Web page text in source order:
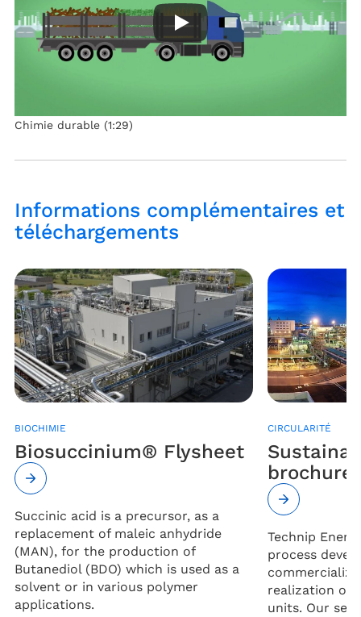
Chimie durable (1:29)
Informations complémentaires et
téléchargements
BIOCHIMIE
Biosuccinium® Flysheet
Succinic acid is a precursor, as a
replacement of maleic anhydride
(MAN), for the production of
Butanediol (BDO) which is used as a
solvent or in various polymer
applications.
CIRCULARITÉ
brochure
Technip
process
realization of
units. Our